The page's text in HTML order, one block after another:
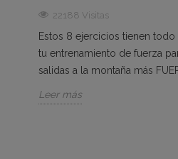
22188 Visitas
Estos 8 ejercicios tienen
tu entrenamiento de fuerza
salidas a la montaña más
Leer más